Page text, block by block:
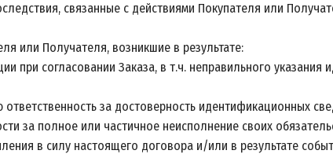
связанные с действиями Покупателя или
или Получателя, возникшие в результате:
при согласовании Заказа, в т.ч. неправильного указания
за достоверность идентификационных
за полное или частичное неисполнение своих
в силу настоящего договора и/или в результате